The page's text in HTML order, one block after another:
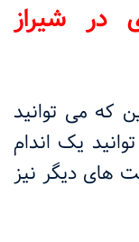
در شیراز
که می ‌توانید
یک اندام
های دیگر نیز